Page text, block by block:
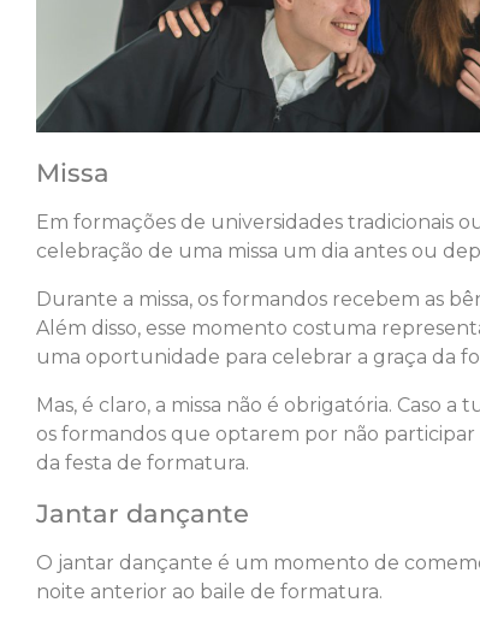
Missa
Em formações de universidades tradicionais
celebração de uma missa um dia antes ou
Durante a missa, os formandos recebem as
Além disso, esse momento costuma
uma oportunidade para celebrar a graça da
Mas, é claro, a missa não é obrigatória. Caso
os formandos que optarem por não
da festa de formatura.
Jantar dançante
O jantar dançante é um momento de
noite anterior ao baile de formatura.